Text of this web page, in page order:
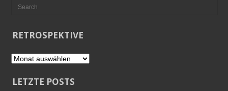
RETROSPEKTIVE
Retrospektive
LETZTE POSTS